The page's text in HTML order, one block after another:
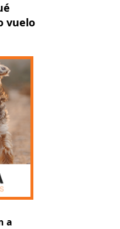
vuelo
a